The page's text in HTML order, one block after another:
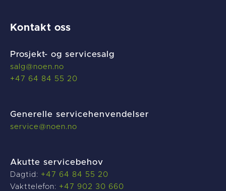
Kontakt oss
Prosjekt- og servicesalg
salg@noen.no
+47 64 84 55 20
Generelle servicehenvendelser
service@noen.no
Akutte servicebehov
Dagtid: +47 64 84 55 20
Vakttelefon: +47 902 30 660